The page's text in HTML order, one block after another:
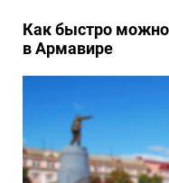
Как быстро
в Армавире